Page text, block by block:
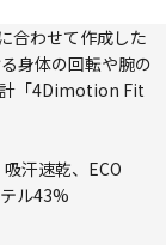
合わせて作成した
身体の回転や腕の
計「4Dimotion Fit
汗速乾、ECO
ル43%